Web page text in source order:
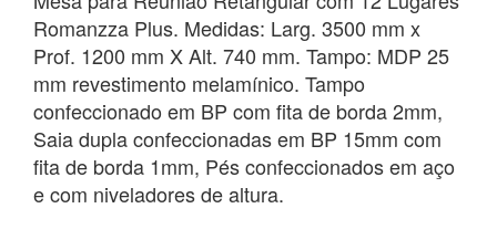
Romanzza Plus. Medidas: Larg. 3500 mm x
Prof. 1200 mm X Alt. 740 mm. Tampo: MDP 25
mm revestimento melamínico. Tampo
confeccionado em BP com fita de borda 2mm,
Saia dupla confeccionadas em BP 15mm com
fita de borda 1mm, Pés confeccionados em aço
e com niveladores de altura.